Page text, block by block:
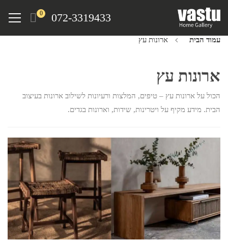
072-3319433
0
Menu
עמוד הבית ארונות עץ
ארונות עץ
הכול על ארונות עץ – טיפים, המלצות ורעיונות לשילוב ארונות בעיצוב
הבית. מידע מקיף על ויטרינות, שידות, וארונות בגדים.